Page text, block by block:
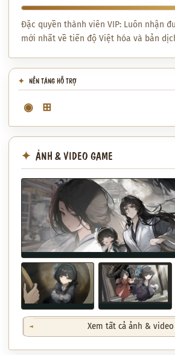
Đặc quyền thành viên VIP: Luôn nhận
mới nhất về tiến độ Việt hóa và bản
NỀN TẢNG HỖ TRỢ
◉ ⊞
ẢNH & VIDEO GAME
Xem tất cả ảnh &